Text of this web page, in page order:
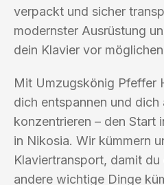
verpackt und sicher
modernster Ausrüstung
dein Klavier vor
Mit Umzugskönig Pfeffer
dich entspannen und
konzentrieren – den Start
in Nikosia. Wir kümmern
Klaviertransport, damit
andere wichtige Dinge